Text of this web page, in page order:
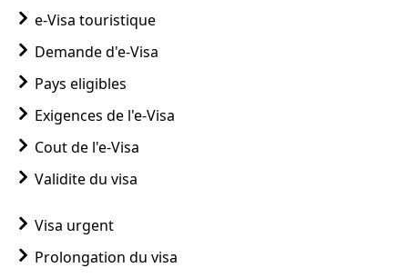
e-Visa touristique
Demande d'e-Visa
Pays eligibles
Exigences de l'e-Visa
Cout de l'e-Visa
Validite du visa
Visa urgent
Prolongation du visa